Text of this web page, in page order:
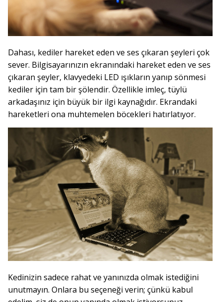
Dahası, kediler hareket eden ve ses çıkaran şeyleri çok
sever. Bilgisayarınızın ekranındaki hareket eden ve ses
çıkaran şeyler, klavyedeki LED ışıkların yanıp sönmesi
kediler için tam bir şölendir. Özellikle imleç, tüylü
arkadaşınız için büyük bir ilgi kaynağıdır. Ekrandaki
hareketleri ona muhtemelen böcekleri hatırlatıyor.
Kedinizin sadece rahat ve yanınızda olmak istediğini
unutmayın. Onlara bu seçeneği verin; çünkü kabul